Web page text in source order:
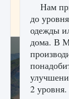
9 августа 2024
Нам
до
одежды
дома. В
2